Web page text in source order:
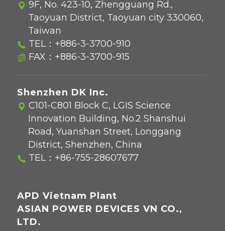
9F, No. 423-10, Zhengguang Rd.,
Taoyuan District, Taoyuan city 330060,
Taiwan
TEL： +886-3-3700-910
FAX：+886-3-3700-915
Shenzhen DK Inc.
C101-C801 Block C, LGIS Science
Innovation Building, No.2 Shanshui
Road, Yuanshan Street, Longgang
District, Shenzhen, China
TEL： +86-755-28607677
APD Vietnam Plant
ASIAN POWER DEVICES VN CO.,
LTD.